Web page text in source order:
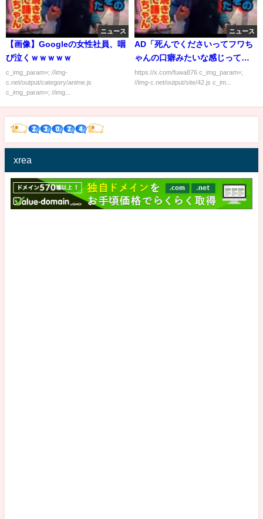
ニュース
【画像】Googleの女性社員、咽
び泣くｗｗｗｗｗ
c_img_param=; //img-
c.net/output/category/anime.js
c_img_param=; //img...
ニュース
AD「死んでくださいってフワち
ゃんの口癖みたいな感じって先
輩が言ってました」
https://x.com/fuwa876 c_img_param=;
//img-c.net/output/site/42.js c_im...
xrea